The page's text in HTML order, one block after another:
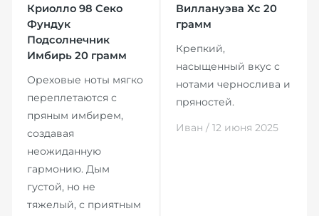
Криолло 98 Секо
Фундук
Подсолнечник
Имбирь 20 грамм
Ореховые ноты мягко
переплетаются с
пряным имбирем,
создавая
неожиданную
гармонию. Дым
густой, но не
тяжелый, с приятным
Виллануэва Хс 20
грамм
Крепкий,
насыщенный вкус с
нотами чернослива и
пряностей.
Иван / 12 июня 2025